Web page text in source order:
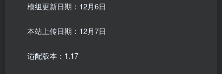
模组更新日期：12月6日
本站上传日期：12月7日
适配版本：1.17